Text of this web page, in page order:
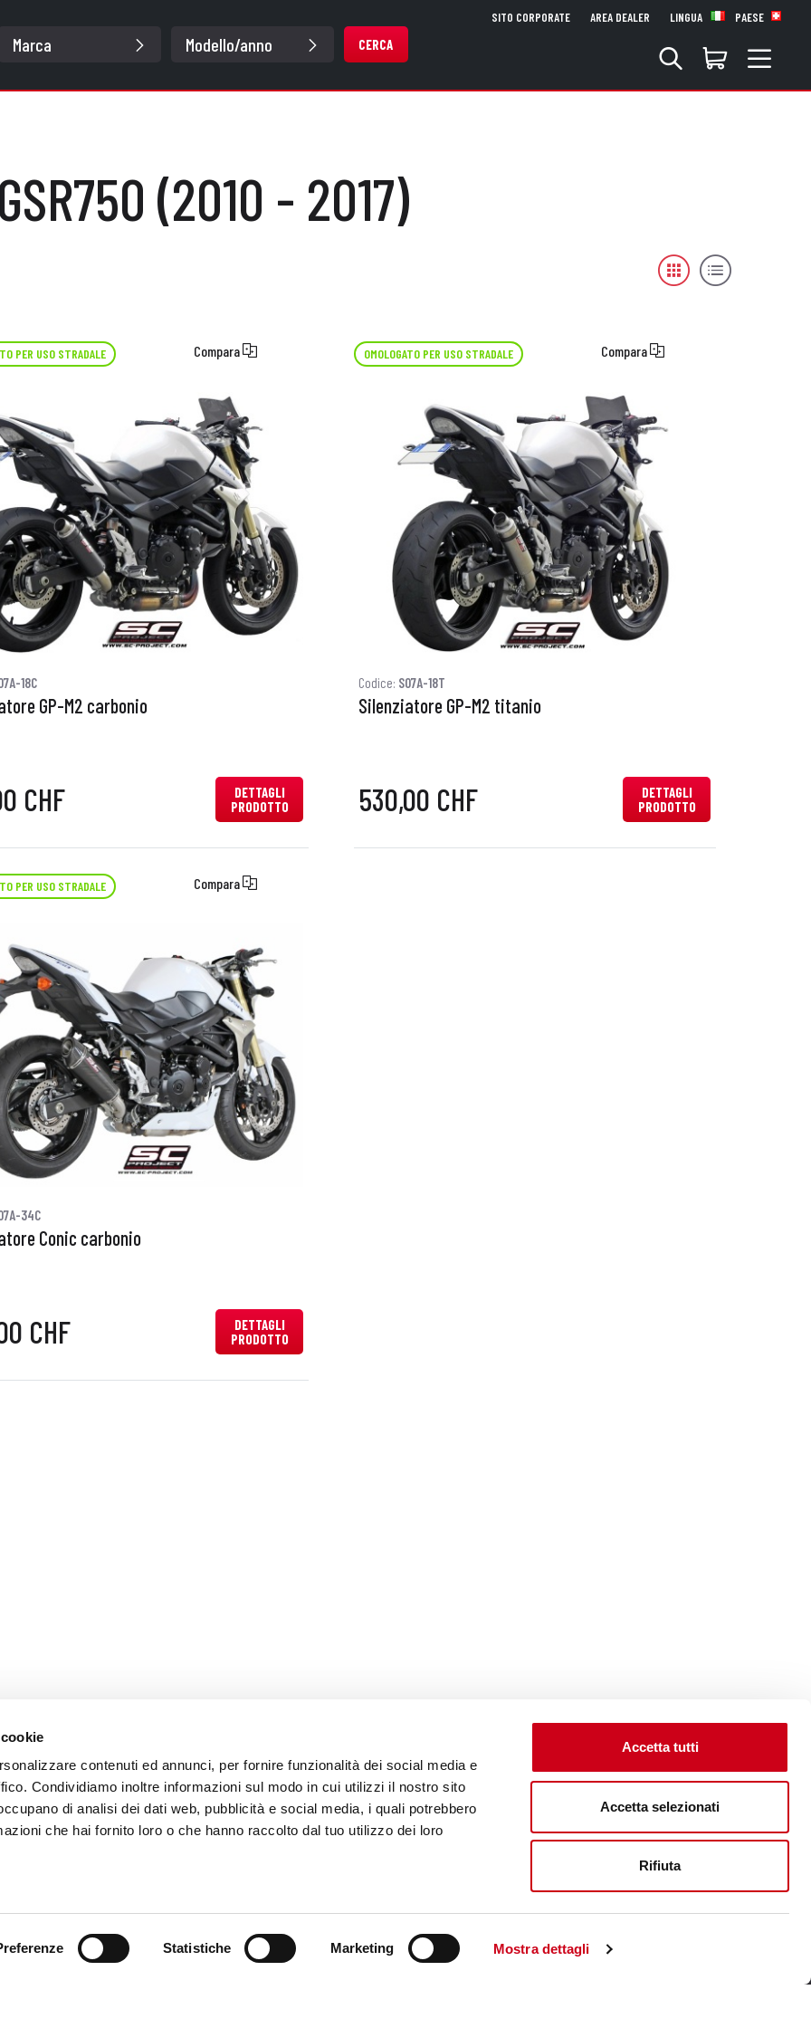
contenuti ed annunci, per fornire funzionalità dei social media e
Condividiamo inoltre informazioni sul modo in cui utilizzi il nostro sito
di analisi dei dati web, pubblicità e social media, i quali potrebbero
che hai fornito loro o che hanno raccolto dal tuo utilizzo dei loro
Statistiche Marketing Mostra dettagli
Accetta tutti
Accetta selezionati
Rifiuta
CERCA
SITO CORPORATE AREA DEALER LINGUA PAESE
GSR750 (2010 - 2017)
PER USO STRADALE Compara
18C
GP-M2 carbonio
CHF
DETTAGLI
PRODOTTO
OMOLOGATO PER USO STRADALE Compara
Codice: S07A-18T
Silenziatore GP-M2 titanio
530,00 CHF
DETTAGLI
PRODOTTO
PER USO STRADALE Compara
34C
Conic carbonio
CHF
DETTAGLI
PRODOTTO
clienti
Visita il sito corporate